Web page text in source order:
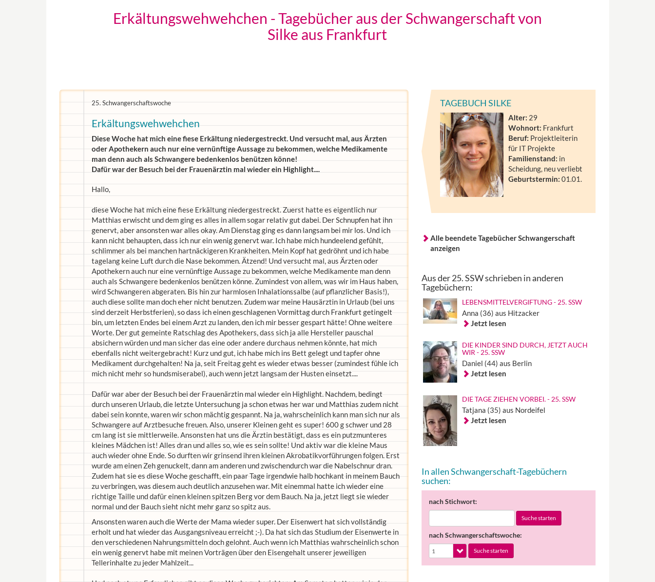
Erkältungswehwehchen - Tagebücher aus der Schwangerschaft von
Silke aus Frankfurt
25. Schwangerschaftswoche
Erkältungswehwehchen
Diese Woche hat mich eine fiese Erkältung niedergestreckt. Und versucht mal, aus Ärzten
oder Apothekern auch nur eine vernünftige Aussage zu bekommen, welche Medikamente
man denn auch als Schwangere bedenkenlos benützen könne!
Dafür war der Besuch bei der Frauenärztin mal wieder ein Highlight....
Hallo,
diese Woche hat mich eine fiese Erkältung niedergestreckt. Zuerst hatte es eigentlich nur
Matthias erwischt und dem ging es alles in allem sogar relativ gut dabei. Der Schnupfen hat ihn
genervt, aber ansonsten war alles okay. Am Dienstag ging es dann langsam bei mir los. Und ich
kann nicht behaupten, dass ich nur ein wenig genervt war. Ich habe mich hundeelend gefühlt,
schlimmer als bei manchen hartnäckigeren Krankheiten. Mein Kopf hat gedröhnt und ich habe
tagelang keine Luft durch die Nase bekommen. Ätzend! Und versucht mal, aus Ärzten oder
Apothekern auch nur eine vernünftige Aussage zu bekommen, welche Medikamente man denn
auch als Schwangere bedenkenlos benützen könne. Zumindest von allem, was wir im Haus haben,
wird Schwangeren abgeraten. Bis hin zur harmlosen Inhalationssalbe (auf pflanzlicher Basis!),
auch diese sollte man doch eher nicht benutzen. Zudem war meine Hausärztin in Urlaub (bei uns
sind derzeit Herbstferien), so dass ich einen geschlagenen Vormittag durch Frankfurt getingelt
bin, um letzten Endes bei einem Arzt zu landen, den ich mir besser gespart hätte! Ohne weitere
Worte. Der gut gemeinte Ratschlag des Apothekers, dass sich ja alle Hersteller pauschal
absichern würden und man sicher das eine oder andere durchaus nehmen könnte, hat mich
ebenfalls nicht weitergebracht! Kurz und gut, ich habe mich ins Bett gelegt und tapfer ohne
Medikament durchgehalten! Na ja, seit Freitag geht es wieder etwas besser (zumindest fühle ich
mich nicht mehr so hundsmiserabel), auch wenn jetzt langsam der Husten einsetzt....
Dafür war aber der Besuch bei der Frauenärztin mal wieder ein Highlight. Nachdem, bedingt
durch unseren Urlaub, die letzte Untersuchung ja schon etwas her war und Matthias zudem nicht
dabei sein konnte, waren wir schon mächtig gespannt. Na ja, wahrscheinlich kann man sich nur als
Schwangere auf Arztbesuche freuen. Also, unserer Kleinen geht es super! 600 g schwer und 28
cm lang ist sie mittlerweile. Ansonsten hat uns die Ärztin bestätigt, dass es ein putzmunteres
kleines Mädchen ist! Alles dran und alles so, wie es sein sollte! Und aktiv war die kleine Maus
auch wieder ohne Ende. So durften wir grinsend ihren kleinen Akrobatikvorführungen folgen. Erst
wurde am einen Zeh genuckelt, dann am anderen und zwischendurch war die Nabelschnur dran.
Zudem hat sie es diese Woche geschafft, ein paar Tage irgendwie halb hochkant in meinem Bauch
zu verbringen, was diesem auch deutlich anzusehen war. Mit einemmal hatte ich wieder eine
richtige Taille und dafür einen kleinen spitzen Berg vor dem Bauch. Na ja, jetzt liegt sie wieder
normal und der Bauch sieht nicht mehr ganz so spitz aus.
Ansonsten waren auch die Werte der Mama wieder super. Der Eisenwert hat sich vollständig
erholt und hat wieder das Ausgangsniveau erreicht ;-). Da hat sich das Studium der Eisenwerte in
den verschiedenen Nahrungsmitteln doch gelohnt. Auch wenn ich Matthias wahrscheinlich schon
ein wenig genervt habe mit meinen Vorträgen über den Eisengehalt unserer jeweiligen
Tellerinhalte zu jeder Mahlzeit...
TAGEBUCH SILKE
Alter: 29
Wohnort: Frankfurt
Beruf: Projektleiterin
für IT Projekte
Familienstand: in
Scheidung, neu verliebt
Geburtstermin: 01.01.
Alle beendete Tagebücher Schwangerschaft
anzeigen
Aus der 25. SSW schrieben in anderen
Tagebüchern:
LEBENSMITTELVERGIFTUNG - 25. SSW
Anna (36) aus Hitzacker
Jetzt lesen
DIE KINDER SIND DURCH, JETZT AUCH
WIR - 25. SSW
Daniel (44) aus Berlin
Jetzt lesen
DIE TAGE ZIEHEN VORBEI. - 25. SSW
Tatjana (35) aus Nordeifel
Jetzt lesen
In allen Schwangerschaft-Tagebüchern
suchen:
nach Stichwort:
Suche starten
nach Schwangerschaftswoche:
Suche starten